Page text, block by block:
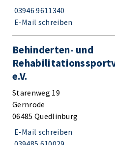
03946 9611340
E-Mail schreiben
Behinderten- und
e.V.
Starenweg 19
Gernrode
06485 Quedlinburg
E-Mail schreiben